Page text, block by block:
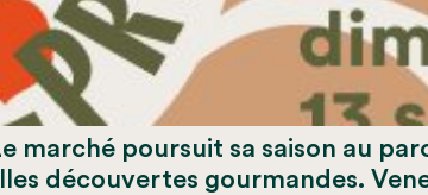
Le marché poursuit sa saison au
découvertes gourmandes.